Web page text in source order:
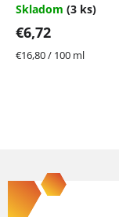
Skladom (3 ks)
€6,72
Jednotková
€16,80 / 100 ml
á
p